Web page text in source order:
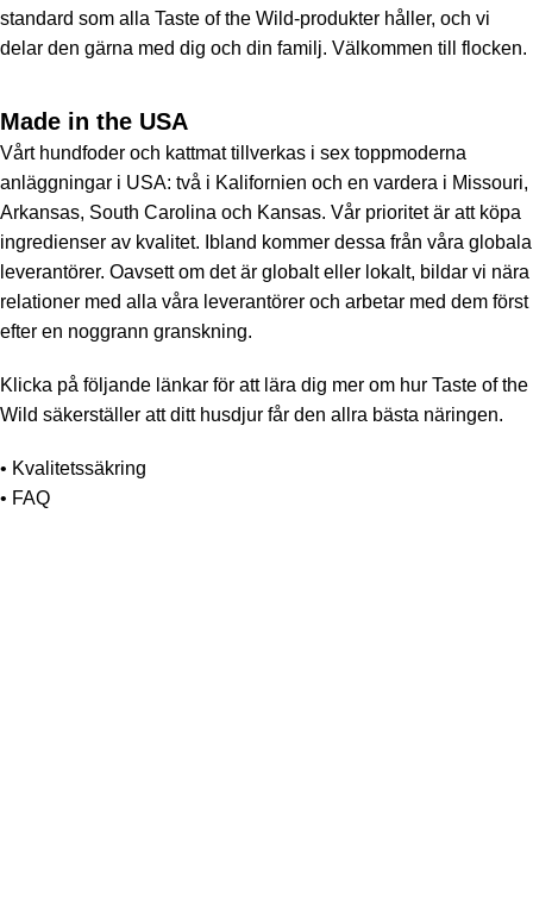
standard som alla Taste of the Wild-produkter håller, och vi
delar den gärna med dig och din familj. Välkommen till flocken.
Made in the USA
Vårt hundfoder och kattmat tillverkas i sex toppmoderna
anläggningar i USA: två i Kalifornien och en vardera i Missouri,
Arkansas, South Carolina och Kansas. Vår prioritet är att köpa
ingredienser av kvalitet. Ibland kommer dessa från våra globala
leverantörer. Oavsett om det är globalt eller lokalt, bildar vi nära
relationer med alla våra leverantörer och arbetar med dem först
efter en noggrann granskning.
Klicka på följande länkar för att lära dig mer om hur Taste of the
Wild säkerställer att ditt husdjur får den allra bästa näringen.
• Kvalitetssäkring
• FAQ